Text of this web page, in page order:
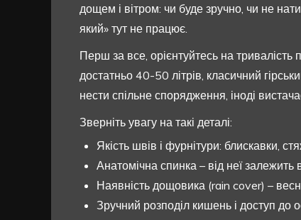
дощем і вітром: чи буде зручно, чи не
який» тут не працює.
Перш за все, орієнтуйтесь на
достатньо 40-50 літрів, класичний
нести спільне спорядження, іноді
Зверніть увагу на такі деталі:
Якість швів і фурнітури: блискавки,
Анатомічна спинка – від неї
Наявність дощовика (rain cover) –
Зручний розподіл кишень і доступ до